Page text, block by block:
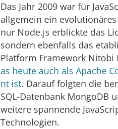
Das Jahr 2009 war für
allgemein ein evolutionäres
nur Node.js erblickte das
sondern ebenfalls das
Platform Framework Nitobi
as heute auch als Apache
nt ist. Darauf folgten die
SQL-Datenbank MongoDB
weitere spannende
Technologien.